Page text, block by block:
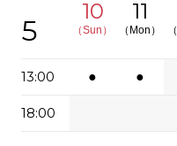
5
10
（Sun）
11
（Mon）
13:00 ● ●
18:00